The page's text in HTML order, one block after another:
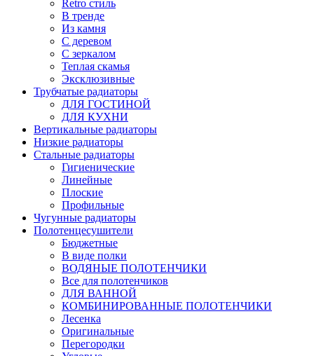
Retro стиль
В тренде
Из камня
С деревом
С зеркалом
Теплая скамья
Эксклюзивные
Трубчатые радиаторы
ДЛЯ ГОСТИНОЙ
ДЛЯ КУХНИ
Вертикальные радиаторы
Низкие радиаторы
Стальные радиаторы
Гигиенические
Линейные
Плоские
Профильные
Чугунные радиаторы
Полотенцесушители
Бюджетные
В виде полки
ВОДЯНЫЕ ПОЛОТЕНЧИКИ
Все для полотенчиков
ДЛЯ ВАННОЙ
КОМБИНИРОВАННЫЕ ПОЛОТЕНЧИКИ
Лесенка
Оригинальные
Перегородки